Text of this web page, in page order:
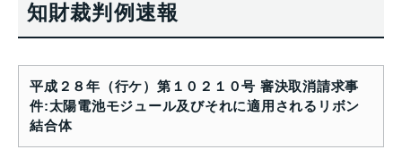
知財裁判例速報
平成２８年（行ケ）第１０２１０号 審決取消請求事
件:太陽電池モジュール及びそれに適用されるリボン
結合体